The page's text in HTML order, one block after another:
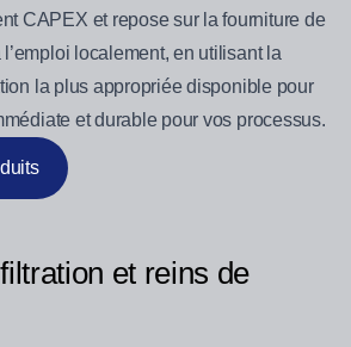
CAPEX et repose sur la fourniture de
localement, en utilisant la
la plus appropriée disponible pour
et durable pour vos processus.
et reins de